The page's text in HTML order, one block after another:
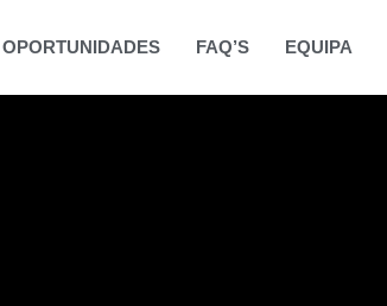
OPORTUNIDADES FAQ’S EQUIPA